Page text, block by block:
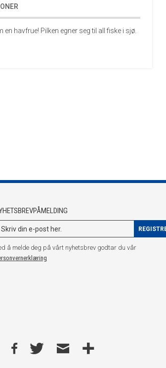
havfrue! Pilken egner seg til all fiske i sjø.
å melde deg på vårt nyhetsbrev godtar du vår